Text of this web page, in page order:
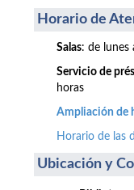
Horario de
Salas: de lunes
Servicio de
horas
Ampliación de
Horario de las
Ubicación y